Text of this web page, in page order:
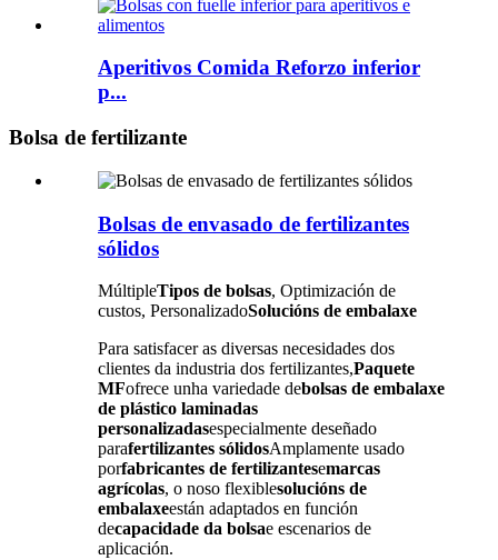
Aperitivos Comida Reforzo inferior
p...
Bolsa de fertilizante
Bolsas de envasado de fertilizantes
sólidos
MúltipleTipos de bolsas, Optimización de
custos, PersonalizadoSolucións de embalaxe
Para satisfacer as diversas necesidades dos
clientes da industria dos fertilizantes,Paquete
MFofrece unha variedade debolsas de embalaxe
de plástico laminadas
personalizadasespecialmente deseñado
parafertilizantes sólidosAmplamente usado
porfabricantes de fertilizantesemarcas
agrícolas, o noso flexiblesolucións de
embalaxeestán adaptados en función
decapacidade da bolsae escenarios de
aplicación.